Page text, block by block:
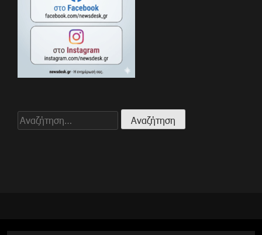
Αναζήτηση
για: